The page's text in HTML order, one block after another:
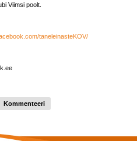
Viimsi poolt.
taneleinasteKOV/
Kommenteeri